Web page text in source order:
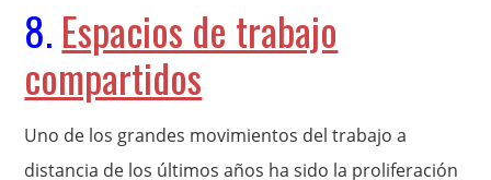
8. Espacios de trabajo
compartidos
Uno de los grandes movimientos del trabajo a
distancia de los últimos años ha sido la proliferación